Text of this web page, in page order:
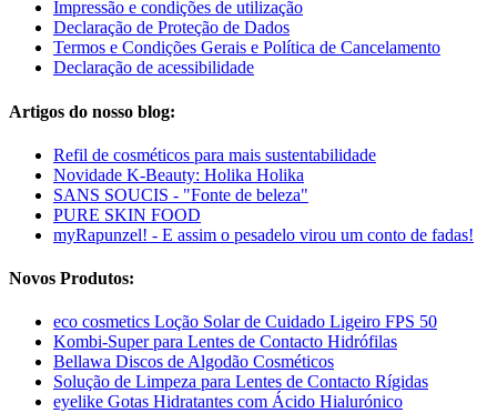
Impressão e condições de utilização
Declaração de Proteção de Dados
Termos e Condições Gerais e Política de Cancelamento
Declaração de acessibilidade
Artigos do nosso blog:
Refil de cosméticos para mais sustentabilidade
Novidade K-Beauty: Holika Holika
SANS SOUCIS - "Fonte de beleza"
PURE SKIN FOOD
myRapunzel! - E assim o pesadelo virou um conto de fadas!
Novos Produtos:
eco cosmetics Loção Solar de Cuidado Ligeiro FPS 50
Kombi-Super para Lentes de Contacto Hidrófilas
Bellawa Discos de Algodão Cosméticos
Solução de Limpeza para Lentes de Contacto Rígidas
eyelike Gotas Hidratantes com Ácido Hialurónico